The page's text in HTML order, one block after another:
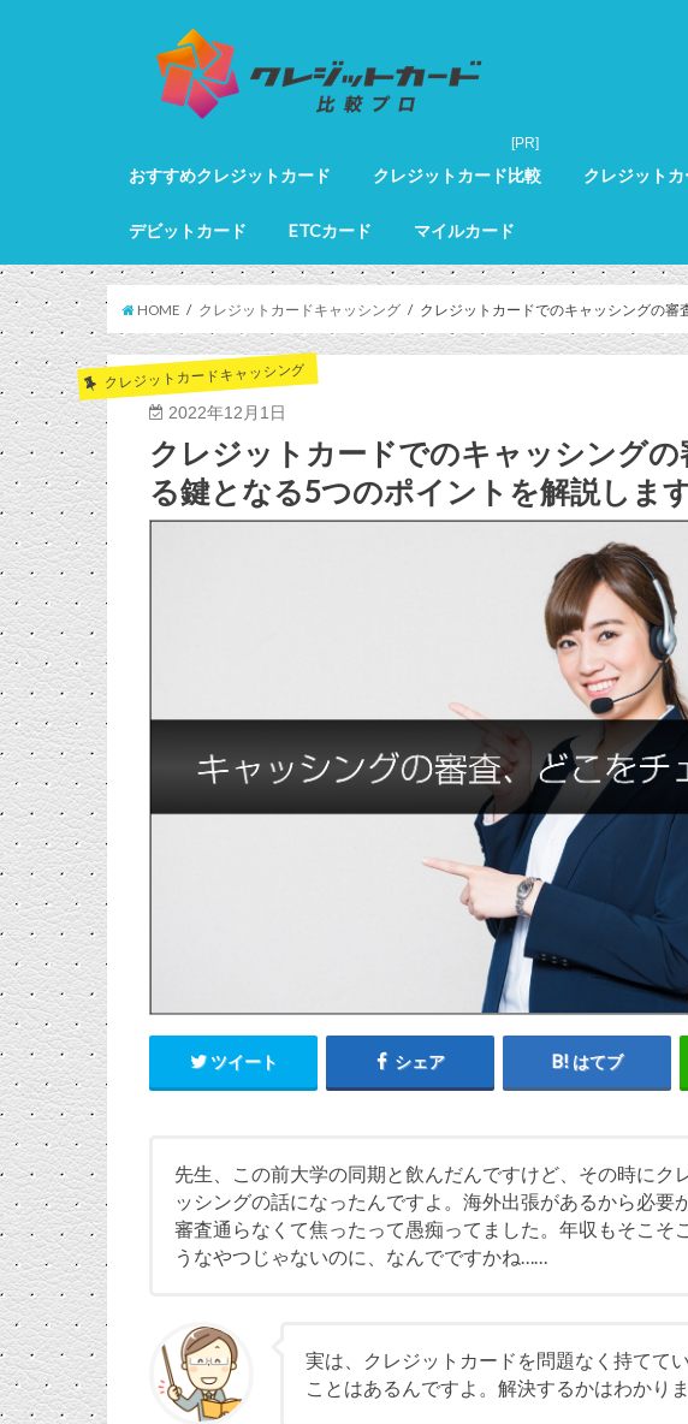
おすすめクレジットカード
クレジットカード全カードランキング
クレジットカードランキング
ゴールドカードランキング
プラチナカードランキング
ブラックカードランキング
クレジットカード比較
クレジットカード詳細
クレジット
デビットカード
デビットカード比較
デビットカードランキング
ETCカード マイルカード
マイルカードランキング
HOME クレジットカードキャッシング クレジットカードでのキャッシングの審
クレジットカードキャッシング
2022年12月1日
クレジットカードでのキャッシング
る鍵となる5つのポイントを解説します
ツイート シェア はてブ
先生、この前大学の同期と飲んだんですけど、その時にク
ッシングの話になったんですよ。海外出張があるから必要
審査通らなくて焦ったって愚痴ってました。年収もそこそ
うなやつじゃないのに、なんでですかね……
実は、クレジットカードを問題なく持てて
ことはあるんですよ。解決するかはわかり